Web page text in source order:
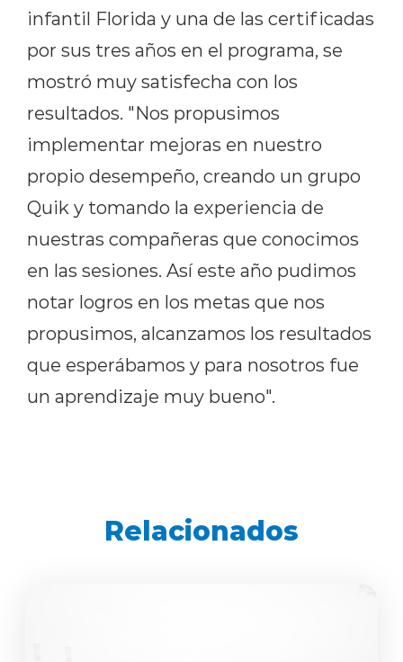
infantil Florida y una de las certificadas
por sus tres años en el programa, se
mostró muy satisfecha con los
resultados. "Nos propusimos
implementar mejoras en nuestro
propio desempeño, creando un grupo
Quik y tomando la experiencia de
nuestras compañeras que conocimos
en las sesiones. Así este año pudimos
notar logros en los metas que nos
propusimos, alcanzamos los resultados
que esperábamos y para nosotros fue
un aprendizaje muy bueno".
Relacionados